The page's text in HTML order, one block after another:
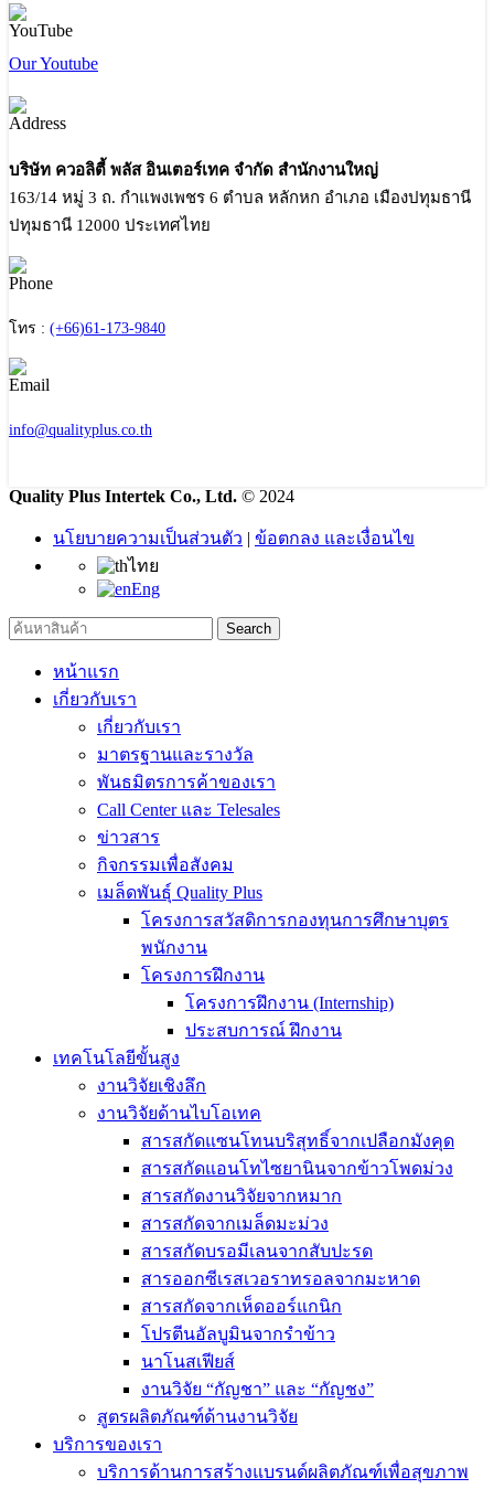
Our Youtube
บริษัท ควอลิตี้ พลัส อินเตอร์เทค จำกัด สำนักงานใหญ่
163/14 หมู่ 3 ถ. กำแพงเพชร 6 ตำบล หลักหก อำเภอ เมืองปทุมธานี
ปทุมธานี 12000 ประเทศไทย
โทร : (+66)61-173-9840
info@qualityplus.co.th
Quality Plus Intertek Co., Ltd. © 2024
นโยบายความเป็นส่วนตัว | ข้อตกลง และเงื่อนไข
ไทย
Eng
Search
หน้าแรก
เกี่ยวกับเรา
เกี่ยวกับเรา
มาตรฐานและรางวัล
พันธมิตรการค้าของเรา
Call Center และ Telesales
ข่าวสาร
กิจกรรมเพื่อสังคม
เมล็ดพันธุ์ Quality Plus
โครงการสวัสดิการกองทุนการศึกษาบุตร
พนักงาน
โครงการฝึกงาน
โครงการฝึกงาน (Internship)
ประสบการณ์ ฝึกงาน
เทคโนโลยีขั้นสูง
งานวิจัยเชิงลึก
งานวิจัยด้านไบโอเทค
สารสกัดแซนโทนบริสุทธิ์จากเปลือกมังคุด
สารสกัดแอนโทไซยานินจากข้าวโพดม่วง
สารสกัดงานวิจัยจากหมาก
สารสกัดจากเมล็ดมะม่วง
สารสกัดบรอมีเลนจากสับปะรด
สารออกซีเรสเวอราทรอลจากมะหาด
สารสกัดจากเห็ดออร์แกนิก
โปรตีนอัลบูมินจากรำข้าว
นาโนสเฟียส์
งานวิจัย “กัญชา” และ “กัญชง”
สูตรผลิตภัณฑ์ด้านงานวิจัย
บริการของเรา
บริการด้านการสร้างแบรนด์ผลิตภัณฑ์เพื่อสุขภาพ